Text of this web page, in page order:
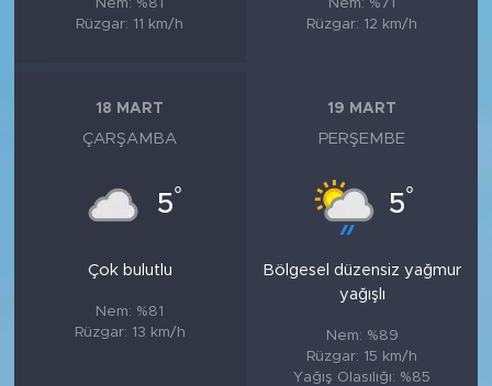
Nem: %81
Rüzgar: 11 km/h
Nem: %71
Rüzgar: 12 km/h
18 MART
ÇARŞAMBA
5°
Çok bulutlu
Nem: %81
Rüzgar: 13 km/h
19 MART
PERŞEMBE
5°
Bölgesel düzensiz yağmur
yağışlı
Nem: %89
Rüzgar: 15 km/h
Yağış Olasılığı: %85